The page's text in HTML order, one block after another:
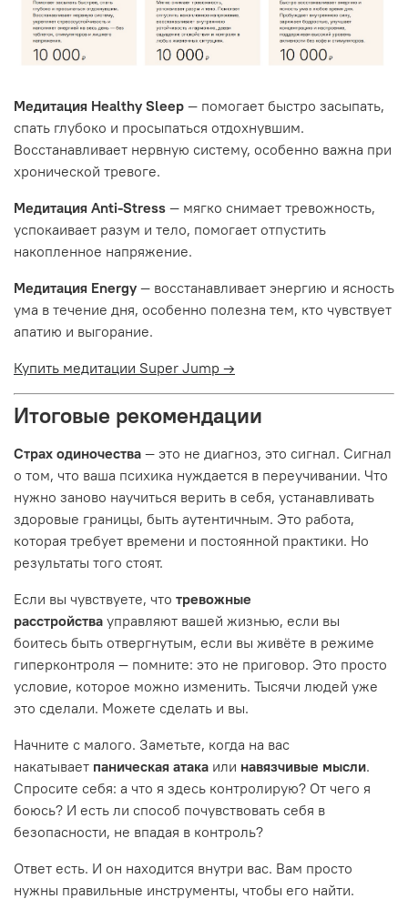
Медитация Healthy Sleep — помогает быстро засыпать,
спать глубоко и просыпаться отдохнувшим.
Восстанавливает нервную систему, особенно важна при
хронической тревоге.
Медитация Anti-Stress — мягко снимает тревожность,
успокаивает разум и тело, помогает отпустить
накопленное напряжение.
Медитация Energy — восстанавливает энергию и ясность
ума в течение дня, особенно полезна тем, кто чувствует
апатию и выгорание.
Купить медитации Super Jump →
Итоговые рекомендации
Страх одиночества — это не диагноз, это сигнал. Сигнал
о том, что ваша психика нуждается в переучивании. Что
нужно заново научиться верить в себя, устанавливать
здоровые границы, быть аутентичным. Это работа,
которая требует времени и постоянной практики. Но
результаты того стоят.
Если вы чувствуете, что тревожные
расстройства управляют вашей жизнью, если вы
боитесь быть отвергнутым, если вы живёте в режиме
гиперконтроля — помните: это не приговор. Это просто
условие, которое можно изменить. Тысячи людей уже
это сделали. Можете сделать и вы.
Начните с малого. Заметьте, когда на вас
накатывает паническая атака или навязчивые мысли.
Спросите себя: а что я здесь контролирую? От чего я
боюсь? И есть ли способ почувствовать себя в
безопасности, не впадая в контроль?
Ответ есть. И он находится внутри вас. Вам просто
нужны правильные инструменты, чтобы его найти.